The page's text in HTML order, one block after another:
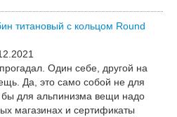
титановый с кольцом Round
Один себе, другой на
Да, это само собой не для
для альпинизма вещи надо
магазинах и сертификаты